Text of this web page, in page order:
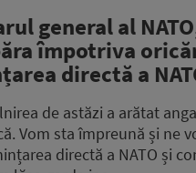
general al
împotriva
directă a
de astăzi a arătat
Vom sta împreună și ne
directă a NATO și